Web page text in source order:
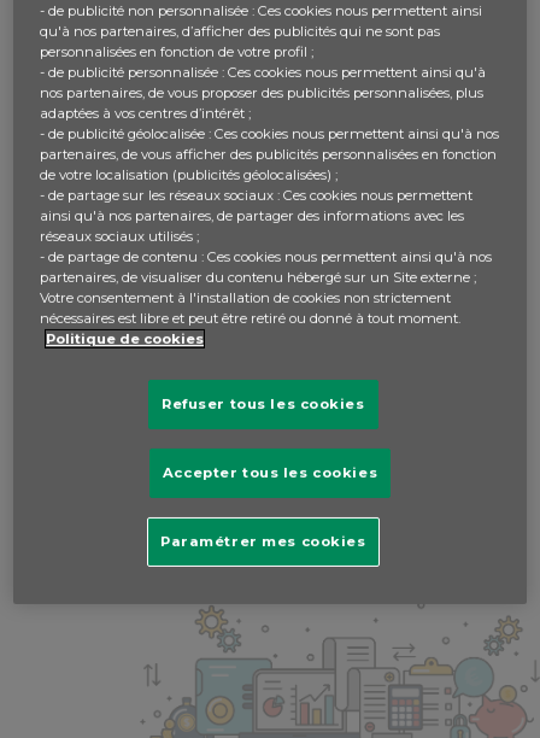
Bonjour BMW, pour avoir plus de points tu peux
recommencer des parties de Your Budget Game en
choisissant une nouvelle carrière. Chaque nouvelle partie
te permet de gagner des points. Tu peux aussi avoir des
bonus et des points en jouant 5 jours consécutifs, en
changeant le look de ton Avatar. L’Équipe Budget
Responsible
Écrit par admin -il y a 7 ans
veuillez vousconnecterpour répondre.
- de publicité non personnalisée : Ces cookies nous permettent ainsi
qu'à nos partenaires, d’afficher des publicités qui ne sont pas
personnalisées en fonction de votre profil ;
- de publicité personnalisée : Ces cookies nous permettent ainsi qu'à
nos partenaires, de vous proposer des publicités personnalisées, plus
adaptées à vos centres d’intérêt ;
- de publicité géolocalisée : Ces cookies nous permettent ainsi qu'à nos
partenaires, de vous afficher des publicités personnalisées en fonction
de votre localisation (publicités géolocalisées) ;
- de partage sur les réseaux sociaux : Ces cookies nous permettent
ainsi qu'à nos partenaires, de partager des informations avec les
réseaux sociaux utilisés ;
- de partage de contenu : Ces cookies nous permettent ainsi qu'à nos
partenaires, de visualiser du contenu hébergé sur un Site externe ;
Votre consentement à l'installation de cookies non strictement
nécessaires est libre et peut être retiré ou donné à tout moment.
Politique de cookies
Refuser tous les cookies
Accepter tous les cookies
Paramétrer mes cookies